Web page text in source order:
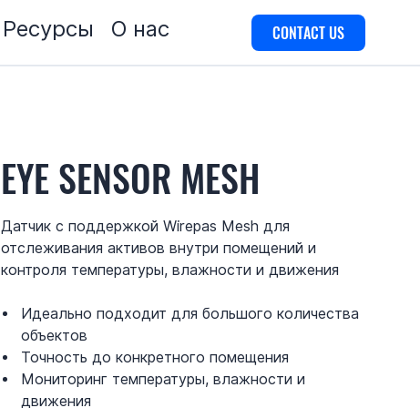
Ресурсы О нас CONTACT US
EYE SENSOR MESH
Датчик с поддержкой Wirepas Mesh для
отслеживания активов внутри помещений и
контроля температуры, влажности и движения
Идеально подходит для большого количества
объектов
Точность до конкретного помещения
Мониторинг температуры, влажности и
движения